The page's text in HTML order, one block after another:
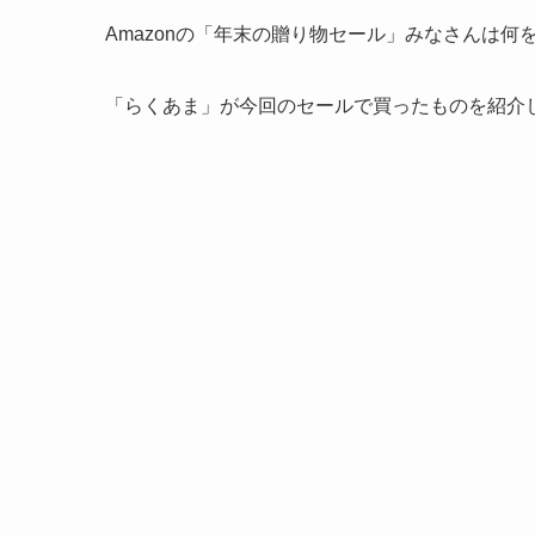
Amazonの「年末の贈り物セール」みなさんは何
「らくあま」が今回のセールで買ったものを紹介